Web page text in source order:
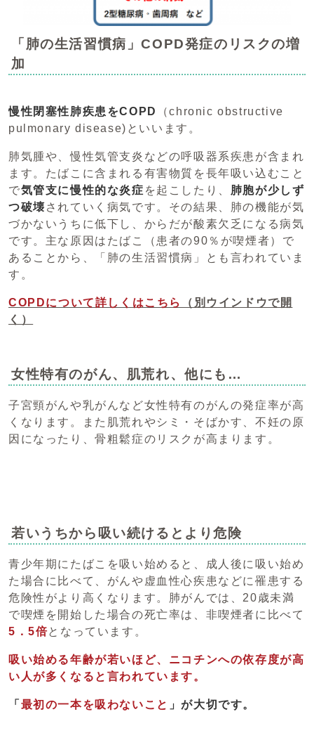
「肺の生活習慣病」COPD発症のリスクの増
加
慢性閉塞性肺疾患をCOPD
（chronic obstructive
pulmonary disease)といいます。
肺気腫や、慢性気管支炎などの呼吸器系疾患が含まれ
ます。たばこに含まれる有害物質を長年吸い込むこと
で気管支に慢性的な炎症 を起こしたり、 肺胞が少しず
つ破壊されていく病気です。その結果、肺の機能が気
づかないうちに低下し、からだが酸素欠乏になる病気
です。主な原因はたばこ（患者の90％が喫煙者）で
あることから、「肺の生活習慣病」とも言われていま
す。
COPDについて詳しくはこちら
（別ウインドウで開
く）
女性特有のがん、肌荒れ、他にも…
子宮頸がんや乳がんなど女性特有のがんの発症率が高
くなります。また肌荒れやシミ・そばかす、不妊の原
因になったり、骨粗鬆症のリスクが高まります。
若いうちから吸い続けるとより危険
青少年期にたばこを吸い始めると、成人後に吸い始め
た場合に比べて、がんや虚血性心疾患などに罹患する
危険性がより高くなります。肺がんでは、20歳未満
で喫煙を開始した場合の死亡率は、非喫煙者に比べて
5．5倍となっています。
吸い始める年齢が若いほど、ニコチンへの依存度が高
い人が多くなると言われています。
「 最初の一本を吸わない こと 」が大切です。